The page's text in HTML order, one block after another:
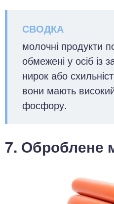
молочні продукти
обмежені у осіб із
нирок або
вони мають
фосфору.
7. Оброблене